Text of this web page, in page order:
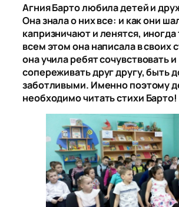
Агния Барто любила детей и
Она знала о них все: и как они
капризничают и ленятся, иногда
всем этом она написала в своих
она учила ребят сочувствовать и
сопереживать друг другу, быть
заботливыми. Именно поэтому
необходимо читать стихи Барто!